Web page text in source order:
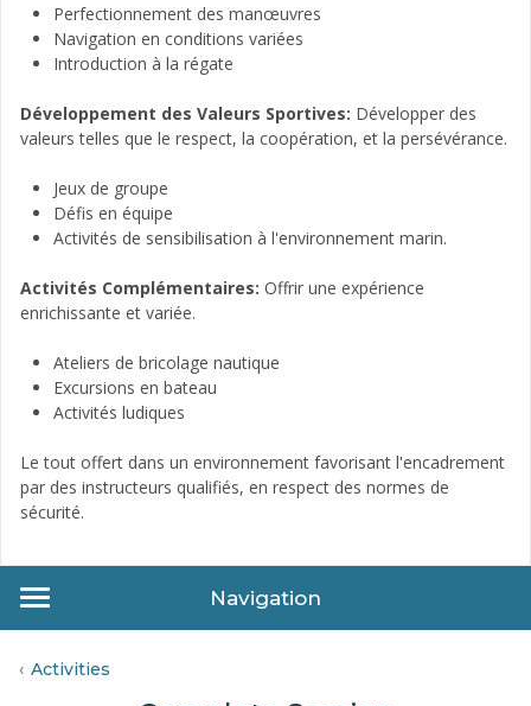
Perfectionnement des manœuvres
Navigation en conditions variées
Introduction à la régate
Développement des Valeurs Sportives: Développer des
valeurs telles que le respect, la coopération, et la persévérance.
Jeux de groupe
Défis en équipe
Activités de sensibilisation à l'environnement marin.
Activités Complémentaires: Offrir une expérience
enrichissante et variée.
Ateliers de bricolage nautique
Excursions en bateau
Activités ludiques
Le tout offert dans un environnement favorisant l'encadrement
par des instructeurs qualifiés, en respect des normes de
sécurité.
Navigation
Activities